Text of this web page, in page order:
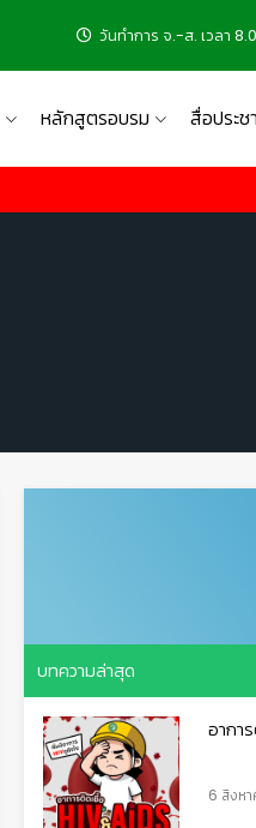
วันทำการ จ.-ส. เวลา
หลักสูตรอบรม สื่อประ
บทความล่าสุด
อากา
6 สิงห